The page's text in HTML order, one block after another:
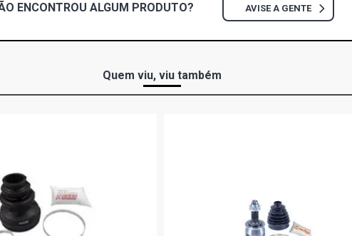
MERIVA CD
(2004 - 2004)
MERIVA STD
2004) CAMBIO
ENCONTROU ALGUM PRODUTO? AVISE A GENTE
Quem viu, viu também